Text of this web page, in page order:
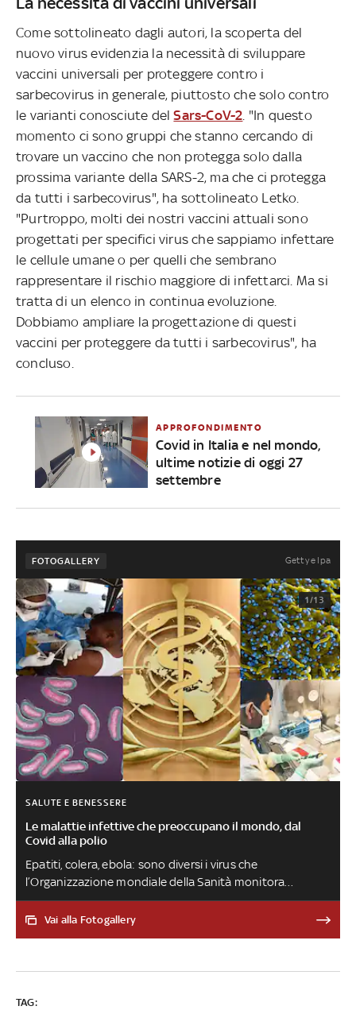
Come sottolineato dagli autori, la scoperta del
nuovo virus evidenzia la necessità di sviluppare
vaccini universali per proteggere contro i
sarbecovirus in generale, piuttosto che solo contro
le varianti conosciute delSars-CoV-2 . "In questo
momento ci sono gruppi che stanno cercando di
trovare un vaccino che non protegga solo dalla
prossima variante della SARS-2, ma che ci protegga
da tutti i sarbecovirus", ha sottolineato Letko.
"Purtroppo, molti dei nostri vaccini attuali sono
progettati per specifici virus che sappiamo infettare
le cellule umane o per quelli che sembrano
rappresentare il rischio maggiore di infettarci. Ma si
tratta di un elenco in continua evoluzione.
Dobbiamo ampliare la progettazione di questi
vaccini per proteggere da tutti i sarbecovirus", ha
concluso.
APPROFONDIMENTO
Covid in Italia e nel mondo,
ultime notizie di oggi 27
settembre
FOTOGALLERY Getty e Ipa
1/13
SALUTE E BENESSERE
Le malattie infettive che preoccupano il mondo, dal
Covid alla polio
Epatiti, colera, ebola: sono diversi i virus che
l’Organizzazione mondiale della Sanità monitora
costantemente, a causa della loro portata aggressiva nei
confronti dell’uomo. Ecco gli ultimi casi registrati dalle
Vai alla Fotogallery
TAG: